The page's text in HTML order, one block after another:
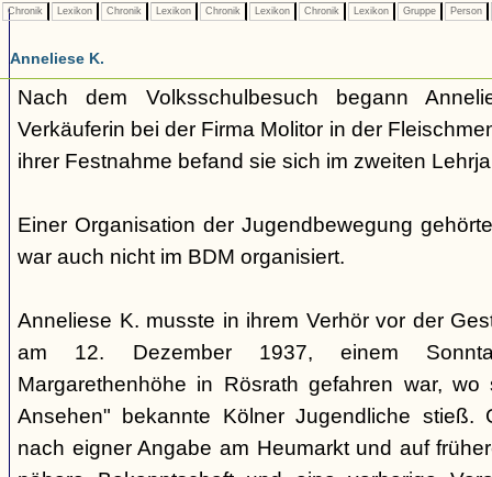
Chronik Lexikon Chronik Lexikon Chronik Lexikon Chronik Lexikon Gruppe Person
Anneliese K.
Nach dem Volksschulbesuch begann
Verkäuferin bei der Firma Molitor in der
ihrer Festnahme befand sie sich im zweiten
Einer Organisation der Jugendbewegung
war auch nicht im BDM organisiert.
Anneliese K. musste in ihrem Verhör vor der
am 12. Dezember 1937, einem
Margarethenhöhe in Rösrath gefahren war,
Ansehen" bekannte Kölner Jugendliche stieß.
nach eigner Angabe am Heumarkt und auf